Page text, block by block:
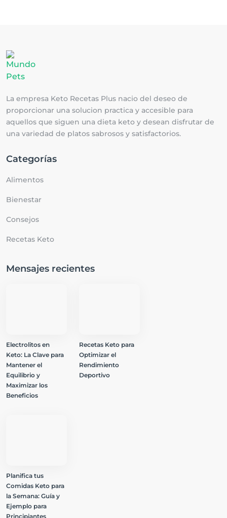
La empresa Keto Recetas Plus nacio del deseo de
proporcionar una solucion practica y accesible para
aquellos que siguen una dieta keto y desean disfrutar de
una variedad de platos sabrosos y satisfactorios.
Categorías
Alimentos
Bienestar
Consejos
Recetas Keto
Mensajes recientes
Electrolitos en
Keto: La Clave para
Mantener el
Equilibrio y
Maximizar los
Beneficios
Recetas Keto para
Optimizar el
Rendimiento
Deportivo
Planifica tus
Comidas Keto para
la Semana: Guía y
Ejemplo para
Principiantes